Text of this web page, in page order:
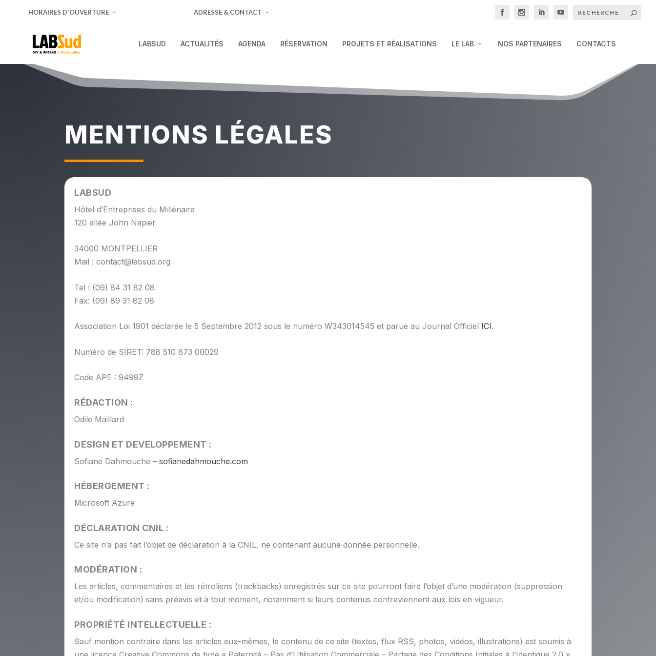
HORAIRES D'OUVERTURE ADRESSE & CONTACT
LABSUD ACTUALITÉS AGENDA RÉSERVATION PROJETS ET RÉALISATIONS LE LAB NOS PARTENAIRES CONTACTS
MENTIONS LÉGALES
LABSUD
Hôtel d’Entreprises du Millénaire
120 allée John Napier
34000 MONTPELLIER
Mail : contact@labsud.org
Tel : (09) 84 31 82 08
Fax: (09) 89 31 82 08
Association Loi 1901 déclarée le 5 Septembre 2012 sous le numéro W343014545 et parue au Journal Officiel ICI.
Numéro de SIRET: 788 510 873 00029
Code APE : 9499Z
RÉDACTION :
Odile Maillard
DESIGN ET DEVELOPPEMENT :
Sofiane Dahmouche – sofianedahmouche.com
HÉBERGEMENT :
Microsoft Azure
DÉCLARATION CNIL :
Ce site n’a pas fait l’objet de déclaration à la CNIL, ne contenant aucune donnée personnelle.
MODÉRATION :
Les articles, commentaires et les rétroliens (trackbacks) enregistrés sur ce site pourront faire l’objet d’une modération (suppression
et/ou modification) sans préavis et à tout moment, notamment si leurs contenus contreviennent aux lois en vigueur.
PROPRIÉTÉ INTELLECTUELLE :
Sauf mention contraire dans les articles eux-mêmes, le contenu de ce site (textes, flux RSS, photos, vidéos, illustrations) est soumis à